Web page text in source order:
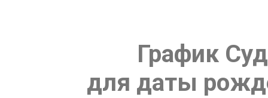
График
для даты